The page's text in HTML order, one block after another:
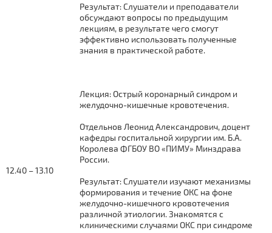
Результат: Слушатели и преподаватели
обсуждают вопросы по предыдущим
лекциям, в результате чего смогут
эффективно использовать полученные
знания в практической работе.
12.40 – 13.10
Лекция: Острый коронарный синдром и
желудочно-кишечные кровотечения.
Отдельнов Леонид Александрович, доцент
кафедры госпитальной хирургии им. Б.А.
Королева ФГБОУ ВО «ПИМУ» Минздрава
России.
Результат: Слушатели изучают механизмы
формирования и течение ОКС на фоне
желудочно-кишечного кровотечения
различной этиологии. Знакомятся с
клиническими случаями ОКС при синдроме